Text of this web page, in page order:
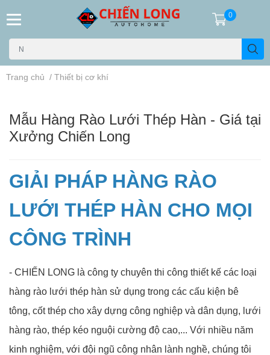
0
Trang chủ / Thiết bị cơ khí
Mẫu Hàng Rào Lưới Thép Hàn - Giá tại
Xưởng Chiến Long
GIẢI PHÁP HÀNG RÀO
LƯỚI THÉP HÀN CHO MỌI
CÔNG TRÌNH
- CHIẾN LONG là công ty chuyên thi công thiết kế các loại
hàng rào lưới thép hàn sử dụng trong các cấu kiện bê
tông, cốt thép cho xây dựng công nghiệp và dân dụng, lưới
hàng rào, thép kéo nguội cường độ cao,... Với nhiều năm
kinh nghiệm, với đội ngũ công nhân lành nghề, chúng tôi